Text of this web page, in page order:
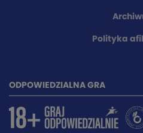
Polityka
ODPOWIEDZIALNA GRA